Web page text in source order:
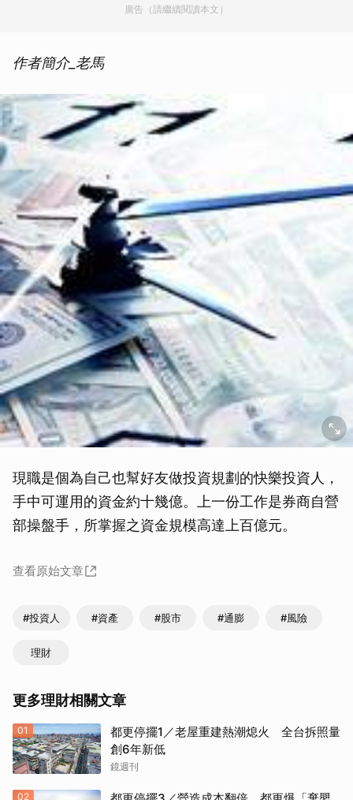
廣告（請繼續閱讀本文）
作者簡介_老馬
現職是個為自己也幫好友做投資規劃的快樂投資人，
手中可運用的資金約十幾億。上一份工作是券商自營
部操盤手，所掌握之資金規模高達上百億元。
查看原始文章
#投資人 #資產 #股市 #通膨 #風險
理財
更多理財相關文章
01
都更停擺1／老屋重建熱潮熄火 全台拆照量
創6年新低
鏡週刊
02